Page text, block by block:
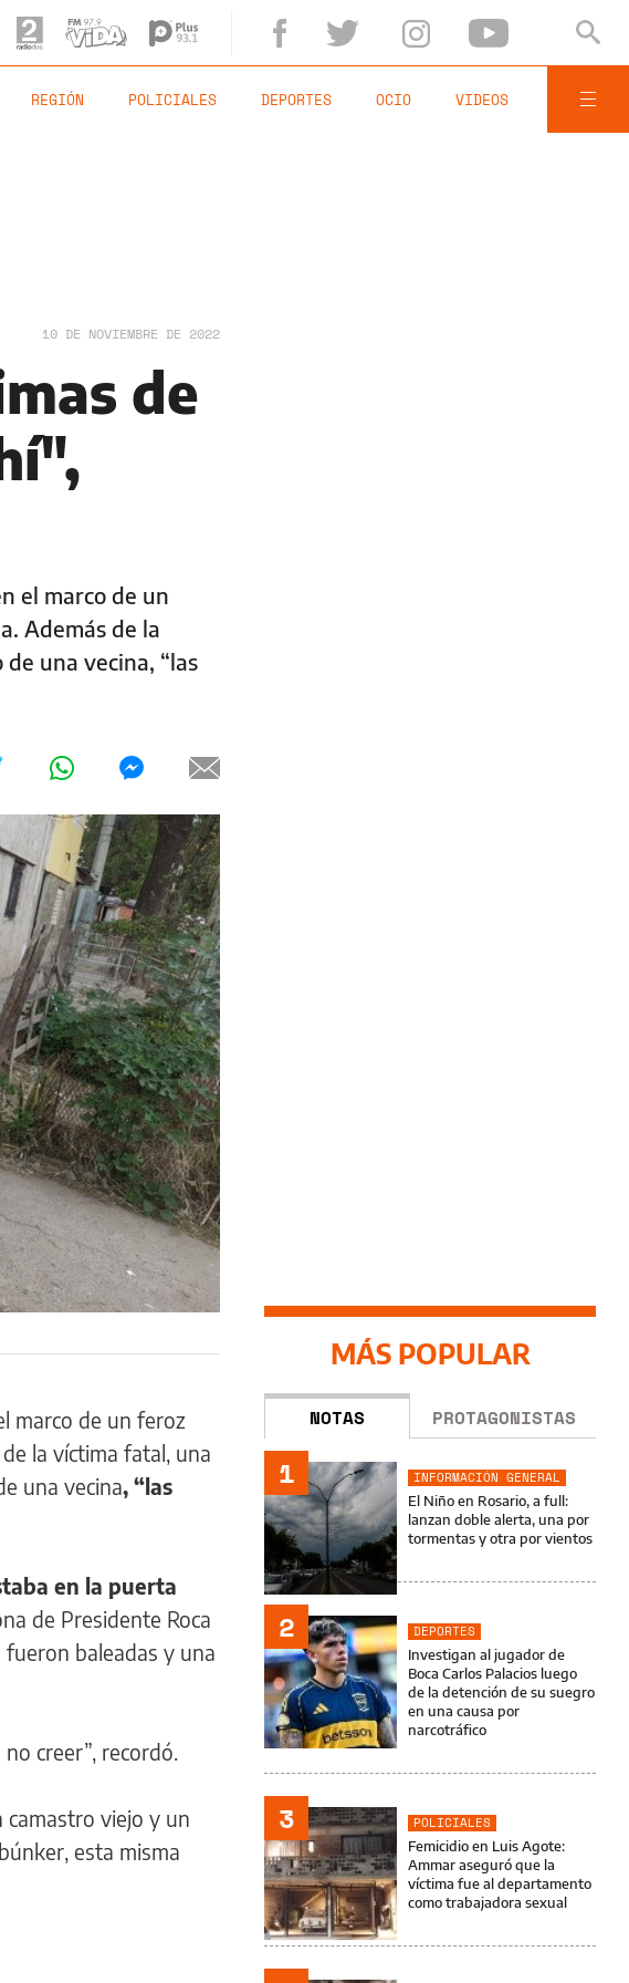
REGIÓN POLICIALES DEPORTES OCIO VIDEOS
10 DE NOVIEMBRE DE 2022
de
el marco de un
Además de la
una vecina, “las
marco de un feroz
la víctima fatal, una
una vecina, “las
en la puerta
de Presidente Roca
fueron baleadas y una
creer”, recordó.
camastro viejo y un
esta misma
MÁS POPULAR
NOTAS PROTAGONISTAS
1
INFORMACIÓN GENERAL
El Niño en Rosario, a full:
lanzan doble alerta, una por
tormentas y otra por vientos
2
DEPORTES
Investigan al jugador de
Boca Carlos Palacios luego
de la detención de su suegro
en una causa por
narcotráfico
3
POLICIALES
Femicidio en Luis Agote:
Ammar aseguró que la
víctima fue al departamento
como trabajadora sexual